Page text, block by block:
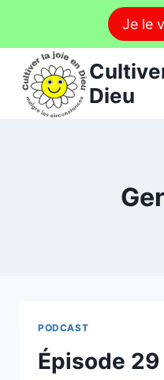
contenu
Je le
Dieu
PODCAST
Épisode 29